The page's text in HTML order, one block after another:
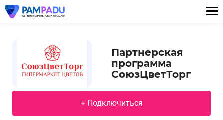
Партнерская
программа
СоюзЦветТорг
+ Подключиться